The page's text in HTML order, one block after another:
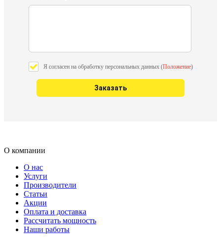
Я согласен на обработку персональных данных (Положение)
О компании
О нас
Услуги
Производители
Статьи
Акции
Оплата и доставка
Рассчитать мощность
Наши работы